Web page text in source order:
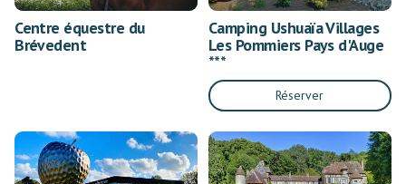
Centre équestre du
Brévedent
Camping Ushuaïa Villages
Les Pommiers Pays d'Auge
***
Réserver